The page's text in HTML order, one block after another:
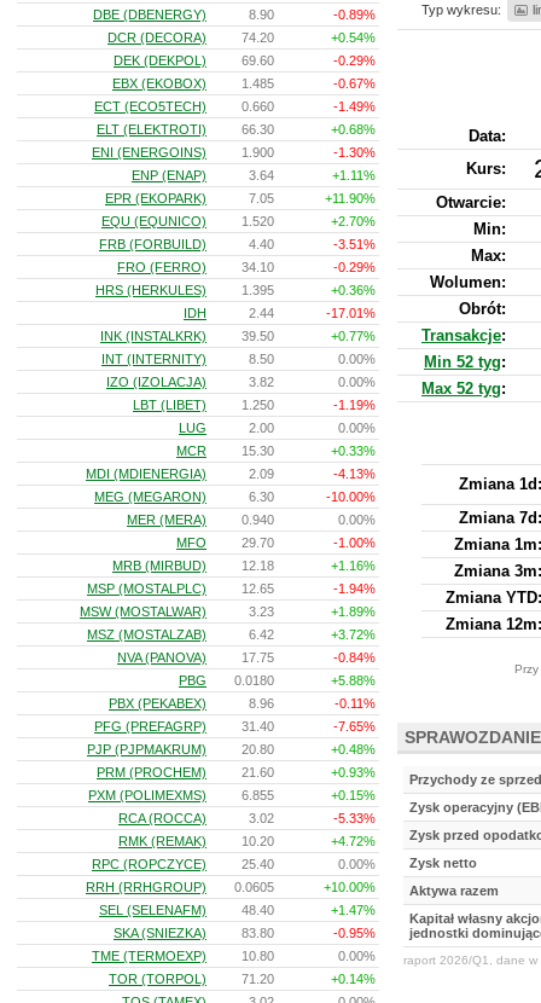
Typ wykresu:
Data:
Kurs:
Otwarcie:
Min:
Max:
Wolumen:
Obrót:
Transakcje:
Min 52 tyg:
Max 52 tyg:
Zmiana 1d:
Zmiana 7d:
Zmiana 1m:
Zmiana 3m:
Zmiana YTD:
Zmiana 12m:
Przychody ze
Zysk operacyjny
Zysk przed
Zysk netto
Aktywa razem
Kapitał własny
jednostki
raport 2026/Q1, dane w
DBE (DBENERGY)
8.90
-0.89%
DCR (DECORA)
74.20
+0.54%
DEK (DEKPOL)
69.60
-0.29%
EBX (EKOBOX)
1.485
-0.67%
ECT (ECO5TECH)
0.660
-1.49%
ELT (ELEKTROTI)
66.30
+0.68%
ENI (ENERGOINS)
1.900
-1.30%
ENP (ENAP)
3.64
+1.11%
EPR (EKOPARK)
7.05
+11.90%
EQU (EQUNICO)
1.520
+2.70%
FRB (FORBUILD)
4.40
-3.51%
FRO (FERRO)
34.10
-0.29%
HRS (HERKULES)
1.395
+0.36%
IDH
2.44
-17.01%
INK (INSTALKRK)
39.50
+0.77%
INT (INTERNITY)
8.50
0.00%
IZO (IZOLACJA)
3.82
0.00%
LBT (LIBET)
1.250
-1.19%
LUG
2.00
0.00%
MCR
15.30
+0.33%
MDI (MDIENERGIA)
2.09
-4.13%
MEG (MEGARON)
6.30
-10.00%
MER (MERA)
0.940
0.00%
MFO
29.70
-1.00%
MRB (MIRBUD)
12.18
+1.16%
MSP (MOSTALPLC)
12.65
-1.94%
MSW (MOSTALWAR)
3.23
+1.89%
MSZ (MOSTALZAB)
6.42
+3.72%
NVA (PANOVA)
17.75
-0.84%
PBG
0.0180
+5.88%
PBX (PEKABEX)
8.96
-0.11%
PFG (PREFAGRP)
31.40
-7.65%
PJP (PJPMAKRUM)
20.80
+0.48%
PRM (PROCHEM)
21.60
+0.93%
PXM (POLIMEXMS)
6.855
+0.15%
RCA (ROCCA)
3.02
-5.33%
RMK (REMAK)
10.20
+4.72%
RPC (ROPCZYCE)
25.40
0.00%
RRH (RRHGROUP)
0.0605
+10.00%
SEL (SELENAFM)
48.40
+1.47%
SKA (SNIEZKA)
83.80
-0.95%
TME (TERMOEXP)
10.80
0.00%
TOR (TORPOL)
71.20
+0.14%